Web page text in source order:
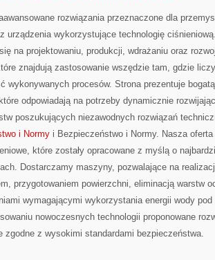
rozwiązania przeznaczone dla
urządzenia wykorzystujące technologię
na projektowaniu, produkcji, wdrażaniu oraz
znajdują zastosowanie wszędzie tam, gdzie
wykonywanych procesów. Strona prezentuje
odpowiadają na potrzeby dynamicznie
poszukujących niezawodnych rozwiązań
i Normy i Bezpieczeństwo i Normy. Nasza oferta
które zostały opracowane z myślą o
Dostarczamy maszyny, pozwalające na
przygotowaniem powierzchni, eliminacją warstw
wymagającymi wykorzystania energii wody
nowoczesnych technologii proponowane
zgodne z wysokimi standardami bezpieczeństwa.